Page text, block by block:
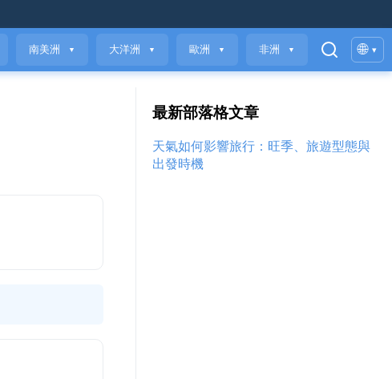
南美洲 ▼ 大洋洲 ▼ 歐洲 ▼ 非洲 ▼ 🌐 ▾
最新部落格文章
天氣如何影響旅行：旺季、旅遊型態與
出發時機